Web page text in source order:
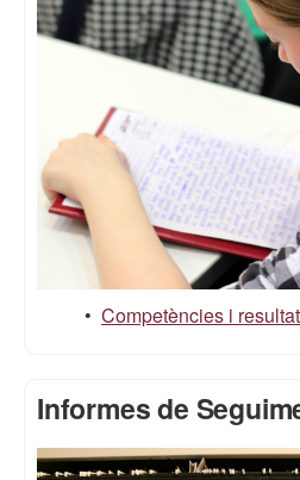
• Competències i
Informes de